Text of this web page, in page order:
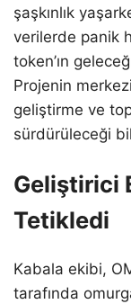
şaşkınlık
verilerde panik
token’ın
Projenin
geliştirme ve
sürdürüleceği
Geliştirici
Tetikledi
Kabala ekibi,
tarafında